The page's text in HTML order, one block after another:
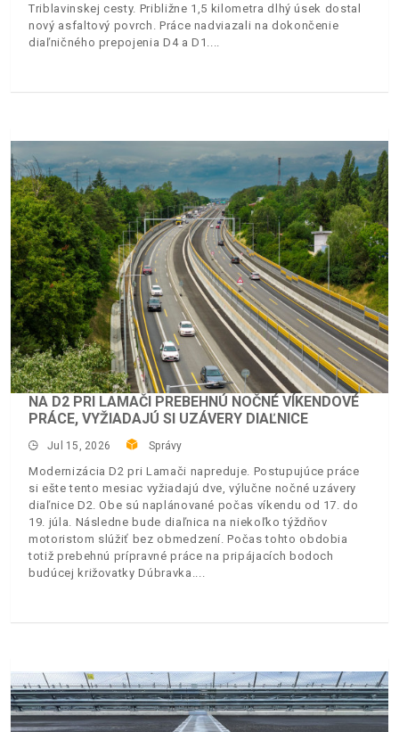
Triblavinskej cesty. Približne 1,5 kilometra dlhý úsek dostal
nový asfaltový povrch. Práce nadviazali na dokončenie
diaľničného prepojenia D4 a D1.
NA D2 PRI LAMAČI PREBEHNÚ NOČNÉ VÍKENDOVÉ
PRÁCE, VYŽIADAJÚ SI UZÁVERY DIAĽNICE
Jul 15, 2026 Správy
Modernizácia D2 pri Lamači napreduje. Postupujúce práce
si ešte tento mesiac vyžiadajú dve, výlučne nočné uzávery
diaľnice D2. Obe sú naplánované počas víkendu od 17. do
19. júla. Následne bude diaľnica na niekoľko týždňov
motoristom slúžiť bez obmedzení. Počas tohto obdobia
totiž prebehnú prípravné práce na pripájacích bodoch
budúcej križovatky Dúbravka.